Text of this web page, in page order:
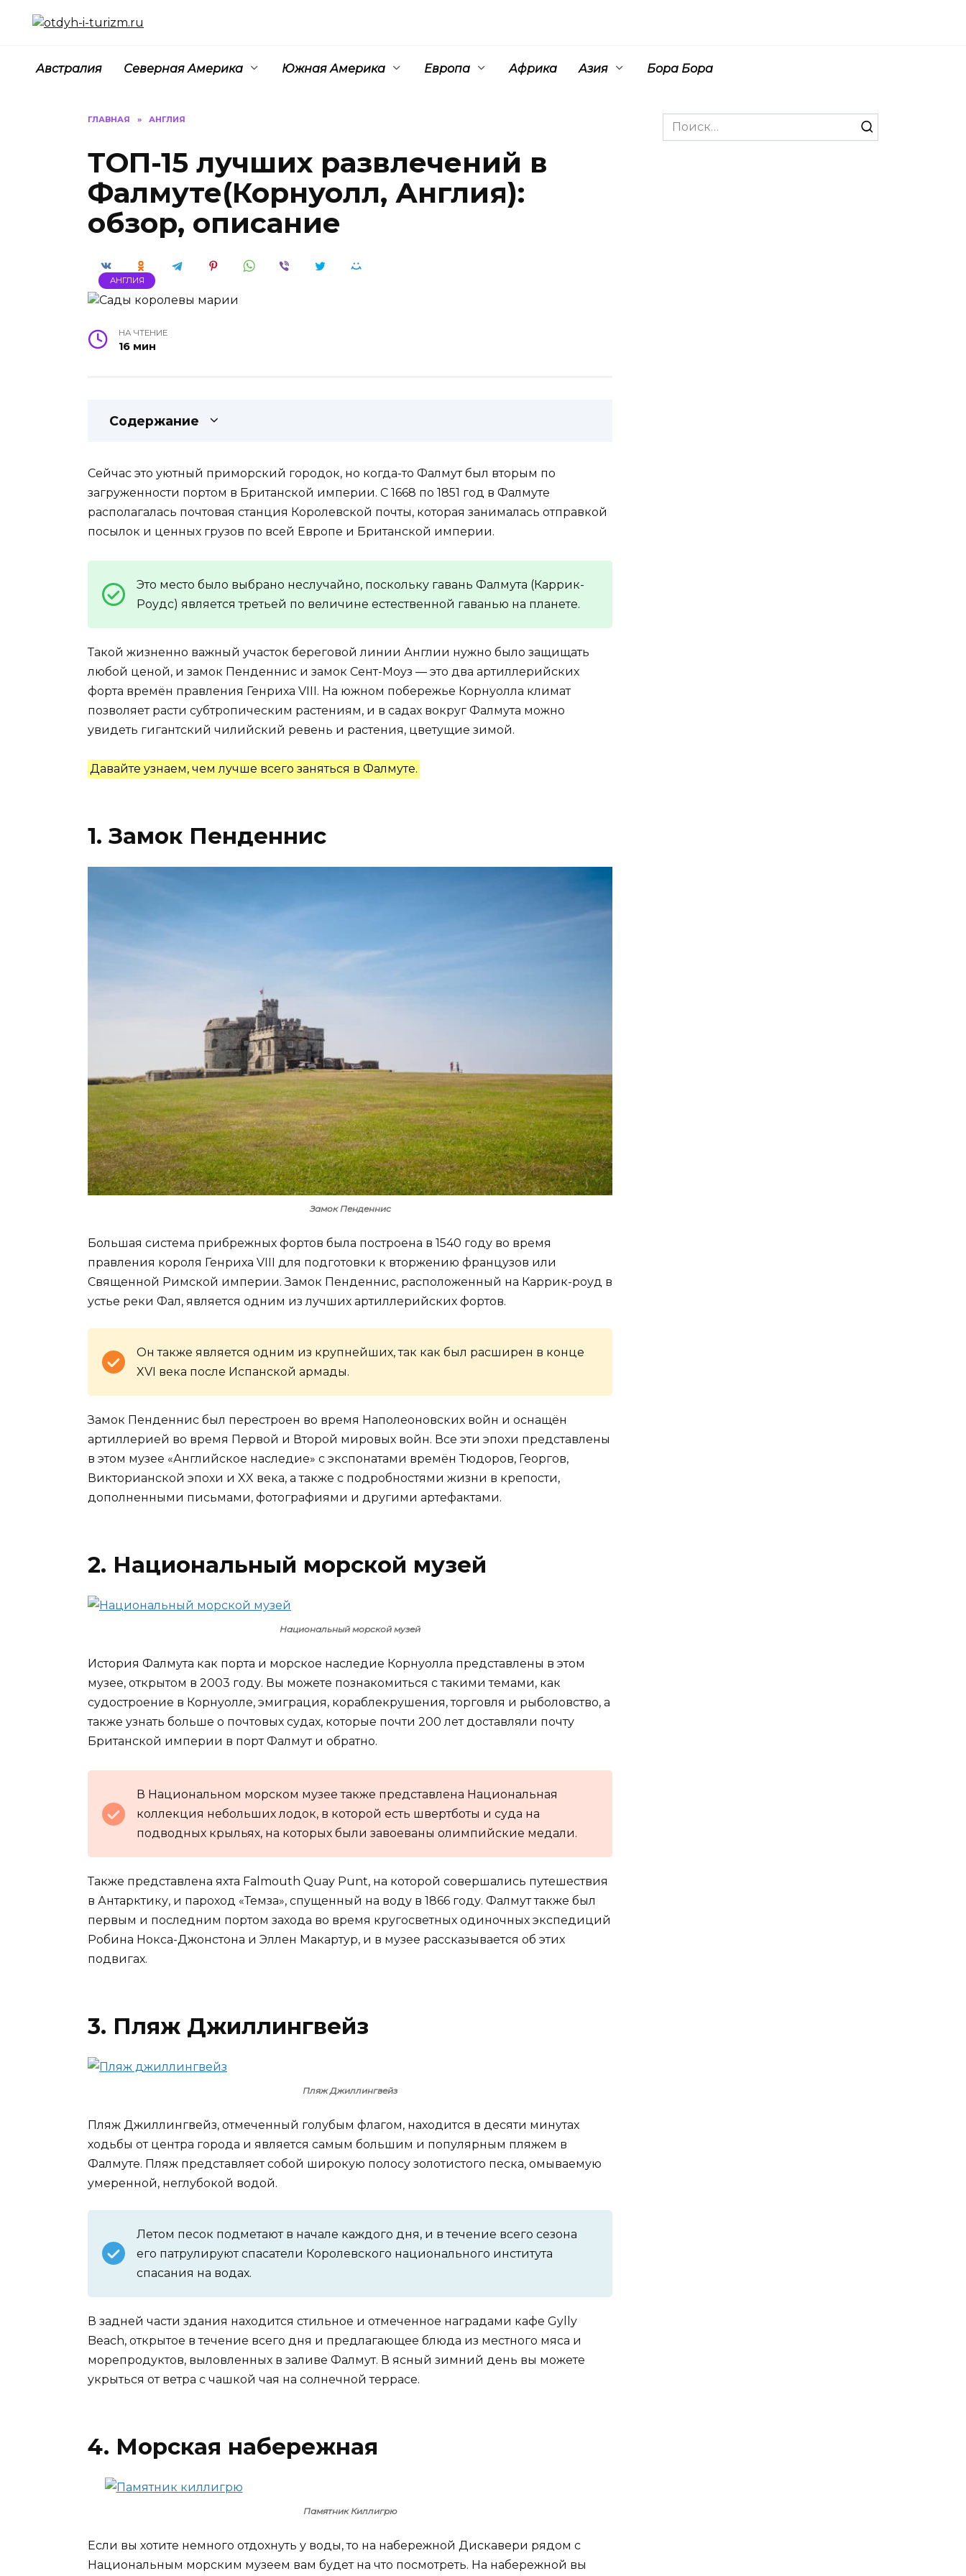
Австралия
Северная Америка Южная Америка Европа Африка Азия Бора Бора
ГЛАВНАЯ » АНГЛИЯ
ТОП-15 лучших развлечений в
Фалмуте(Корнуолл, Англия):
обзор, описание
АНГЛИЯ
НА ЧТЕНИЕ
16 мин
Содержание
Сейчас это уютный приморский городок, но когда-то Фалмут был вторым по
загруженности портом в Британской империи. С 1668 по 1851 год в Фалмуте
располагалась почтовая станция Королевской почты, которая занималась отправкой
посылок и ценных грузов по всей Европе и Британской империи.
Это место было выбрано неслучайно, поскольку гавань Фалмута (Каррик-
Роудс) является третьей по величине естественной гаванью на планете.
Такой жизненно важный участок береговой линии Англии нужно было защищать
любой ценой, и замок Пенденнис и замок Сент-Моуз — это два артиллерийских
форта времён правления Генриха VIII. На южном побережье Корнуолла климат
позволяет расти субтропическим растениям, и в садах вокруг Фалмута можно
увидеть гигантский чилийский ревень и растения, цветущие зимой.
Давайте узнаем, чем лучше всего заняться в Фалмуте.
1. Замок Пенденнис
Замок Пенденнис
Большая система прибрежных фортов была построена в 1540 году во время
правления короля Генриха VIII для подготовки к вторжению французов или
Священной Римской империи. Замок Пенденнис, расположенный на Каррик-роуд в
устье реки Фал, является одним из лучших артиллерийских фортов.
Он также является одним из крупнейших, так как был расширен в конце
XVI века после Испанской армады.
Замок Пенденнис был перестроен во время Наполеоновских войн и оснащён
артиллерией во время Первой и Второй мировых войн. Все эти эпохи представлены
в этом музее «Английское наследие» с экспонатами времён Тюдоров, Георгов,
Викторианской эпохи и XX века, а также с подробностями жизни в крепости,
дополненными письмами, фотографиями и другими артефактами.
2. Национальный морской музей
Национальный морской музей
История Фалмута как порта и морское наследие Корнуолла представлены в этом
музее, открытом в 2003 году. Вы можете познакомиться с такими темами, как
судостроение в Корнуолле, эмиграция, кораблекрушения, торговля и рыболовство, а
также узнать больше о почтовых судах, которые почти 200 лет доставляли почту
Британской империи в порт Фалмут и обратно.
В Национальном морском музее также представлена Национальная
коллекция небольших лодок, в которой есть швертботы и суда на
подводных крыльях, на которых были завоеваны олимпийские медали.
Также представлена яхта Falmouth Quay Punt, на которой совершались путешествия
в Антарктику, и пароход «Темза», спущенный на воду в 1866 году. Фалмут также был
первым и последним портом захода во время кругосветных одиночных экспедиций
Робина Нокса-Джонстона и Эллен Макартур, и в музее рассказывается об этих
подвигах.
3. Пляж Джиллингвейз
Пляж Джиллингвейз
Пляж Джиллингвейз, отмеченный голубым флагом, находится в десяти минутах
ходьбы от центра города и является самым большим и популярным пляжем в
Фалмуте. Пляж представляет собой широкую полосу золотистого песка, омываемую
умеренной, неглубокой водой.
Летом песок подметают в начале каждого дня, и в течение всего сезона
его патрулируют спасатели Королевского национального института
спасания на водах.
В задней части здания находится стильное и отмеченное наградами кафе Gylly
Beach, открытое в течение всего дня и предлагающее блюда из местного мяса и
морепродуктов, выловленных в заливе Фалмут. В ясный зимний день вы можете
укрыться от ветра с чашкой чая на солнечной террасе.
4. Морская набережная
Памятник Киллигрю
Если вы хотите немного отдохнуть у воды, то на набережной Дискавери рядом с
Национальным морским музеем вам будет на что посмотреть. На набережной вы
Search
for: